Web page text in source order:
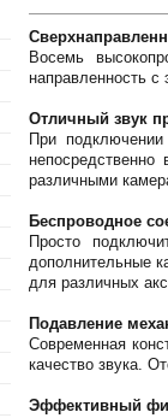
Восемь
направленность
Отличный звук
При
различными
Беспроводное
Просто
дополнительные
для различных
Подавление
Современная
качество звука.
Эффективный